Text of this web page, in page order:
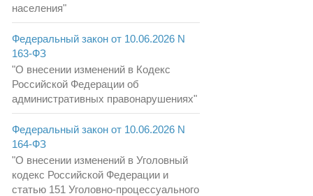
населения"
Федеральный закон от 10.06.2026 N
163-ФЗ
"О внесении изменений в Кодекс
Российской Федерации об
административных правонарушениях"
Федеральный закон от 10.06.2026 N
164-ФЗ
"О внесении изменений в Уголовный
кодекс Российской Федерации и
статью 151 Уголовно-процессуального